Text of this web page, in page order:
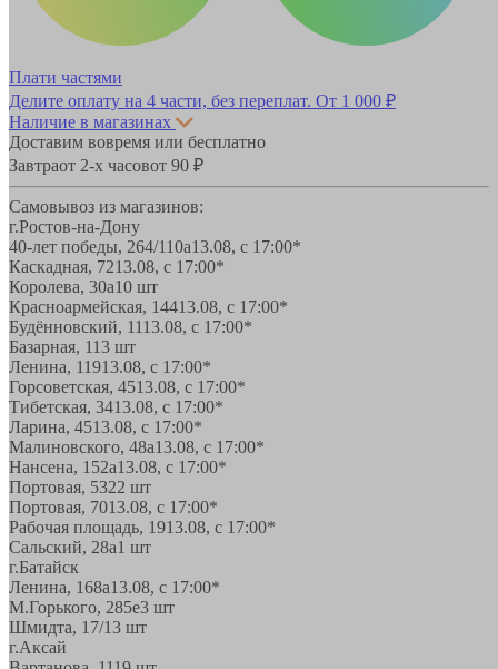
Плати частями
Делите оплату на 4 части, без переплат. От 1 000 ₽
Наличие в магазинах
Доставим вовремя или бесплатно
Завтраот 2-х часовот 90 ₽
Самовывоз из магазинов:
г.Ростов-на-Дону
40-лет победы, 264/110а13.08, с 17:00*
Каскадная, 7213.08, с 17:00*
Королева, 30а10 шт
Красноармейская, 14413.08, с 17:00*
Будённовский, 1113.08, с 17:00*
Базарная, 113 шт
Ленина, 11913.08, с 17:00*
Горсоветская, 4513.08, с 17:00*
Тибетская, 3413.08, с 17:00*
Ларина, 4513.08, с 17:00*
Малиновского, 48а13.08, с 17:00*
Нансена, 152а13.08, с 17:00*
Портовая, 5322 шт
Портовая, 7013.08, с 17:00*
Рабочая площадь, 1913.08, с 17:00*
Сальский, 28a1 шт
г.Батайск
Ленина, 168а13.08, с 17:00*
М.Горького, 285е3 шт
Шмидта, 17/13 шт
г.Аксай